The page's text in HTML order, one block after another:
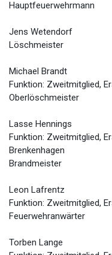
Hauptfeuerwehrmann
Jens Wetendorf
Löschmeister
Michael Brandt
Funktion: Zweitmitglied,
Oberlöschmeister
Lasse Hennings
Funktion: Zweitmitglied,
Brenkenhagen
Brandmeister
Leon Lafrentz
Funktion: Zweitmitglied,
Feuerwehranwärter
Torben Lange